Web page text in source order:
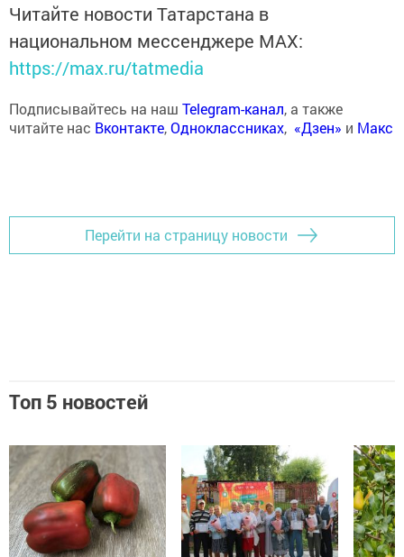
Читайте новости Татарстана в
национальном мессенджере MАХ:
https://max.ru/tatmedia
Подписывайтесь на наш Telegram-канал, а также
читайте нас Вконтакте,Одноклассниках, «Дзен» и Макс
Перейти на страницу новости
Топ 5 новостей